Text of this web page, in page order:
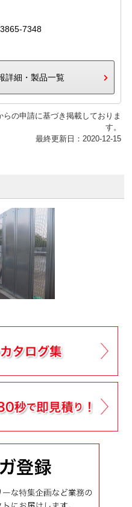
7348
詳細・製品一覧
らの申請に基づき掲載しておりま
す。
最終更新日：2020-12-15